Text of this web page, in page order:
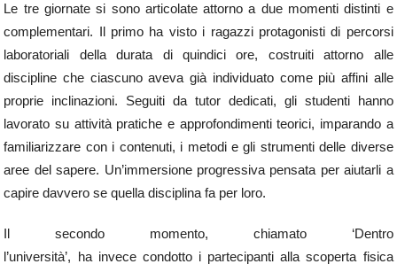
Le tre giornate si sono articolate attorno a due momenti distinti e
complementari. Il primo ha visto i ragazzi protagonisti di percorsi
laboratoriali della durata di quindici ore, costruiti attorno alle
discipline che ciascuno aveva già individuato come più affini alle
proprie inclinazioni. Seguiti da tutor dedicati, gli studenti hanno
lavorato su attività pratiche e approfondimenti teorici, imparando a
familiarizzare con i contenuti, i metodi e gli strumenti delle diverse
aree del sapere. Un’immersione progressiva pensata per aiutarli a
capire davvero se quella disciplina fa per loro.
Il secondo momento, chiamato ‘Dentro
l’università’, ha invece condotto i partecipanti alla scoperta fisica